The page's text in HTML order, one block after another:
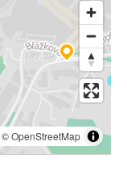
©OpenStreetMap